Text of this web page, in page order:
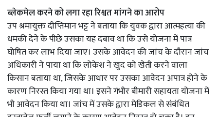
ब्लेकमेल करने को लगा रहा रिश्वत मांगने का आरोप
उप श्रमायुक्त दीप्तिमान भट्ट ने बताया कि युवक द्वारा आत्महत्या की
धमकी देने के पीछे उसका यह दबाव था कि उसे योजना में पात्र
घोषित कर लाभ दिया जाए। उसके आवेदन की जांच के दौरान जांच
अधिकारी ने पाया था कि लोकेश ने खुद को खेती करने वाला
किसान बताया था, जिसके आधार पर उसका आवेदन अपात्र होने के
कारण निरस्त किया गया था। इसने गंभीर बीमारी सहायता योजना में
भी आवेदन किया था। जांच में उसके द्वारा मेडिकल से संबंधित